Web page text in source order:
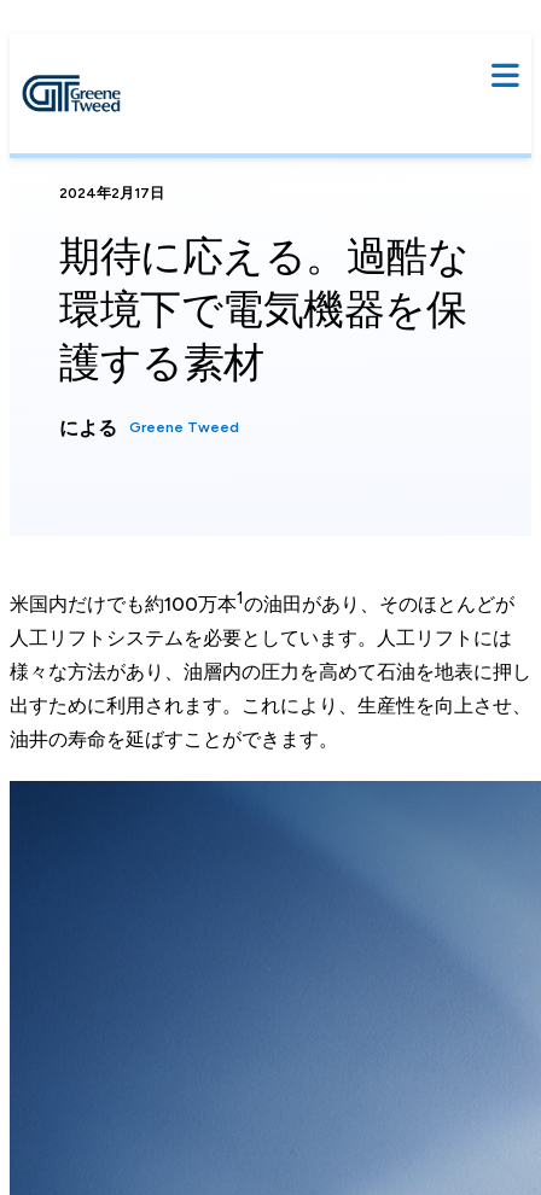
2024年2月17日
期待に応える。過酷な
環境下で電気機器を保
護する素材
による Greene Tweed
米国内だけでも約100万本1の油田があり、そのほとんどが
人工リフトシステムを必要としています。人工リフトには
様々な方法があり、油層内の圧力を高めて石油を地表に押し
出すために利用されます。これにより、生産性を向上させ、
油井の寿命を延ばすことができます。